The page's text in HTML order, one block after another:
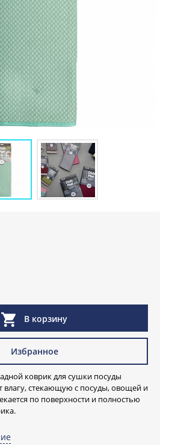
В корзину
Избранное
коврик для сушки посуды
влагу, стекающую с посуды, овощей и
по поверхности и полностью
посуды